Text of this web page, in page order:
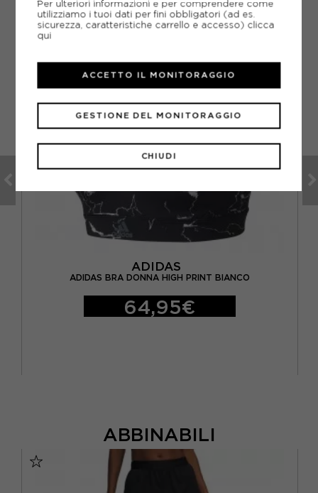
ADIDAS
ADIDAS BRA DONNA HIGH PRINT BIANCO
64,95€
ABBINABILI
Per ulteriori informazioni e per comprendere come
utilizziamo i tuoi dati per fini obbligatori (ad es.
sicurezza, caratteristiche carrello e accesso) clicca
qui
CHIUDI
GESTIONE DEL MONITORAGGIO
ACCETTO IL MONITORAGGIO